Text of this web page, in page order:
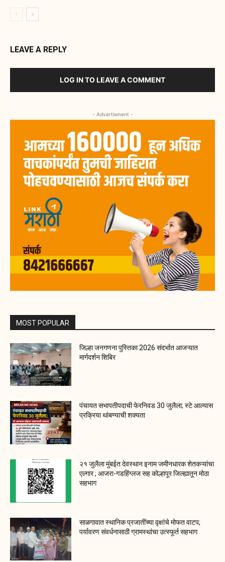
LEAVE A REPLY
LOG IN TO LEAVE A COMMENT
- Advertisment -
MOST POPULAR
जिल्हा जनगणना पुस्तिका 2026 संदर्भात आजऱ्यात
मार्गदर्शन शिबिर
पंचायत सभापतीपदाची फेरनिवड 30 जुलैला; स्टे आल्यास
प्रक्रिया थांबण्याची शक्यता
२१ जुलैला मुंबईत देवस्थान इनाम जमीनधारक शेतकऱ्यांचा
एल्गार ; आजरा-गडहिंग्लज सह कोल्हापूर जिल्ह्यातून मोठा
सहभाग
साळगावात स्थानिक प्रजातींच्या वृक्षांचे मोफत वाटप;
पर्यावरण संवर्धनासाठी ग्रामस्थांचा उत्स्फूर्त सहभाग